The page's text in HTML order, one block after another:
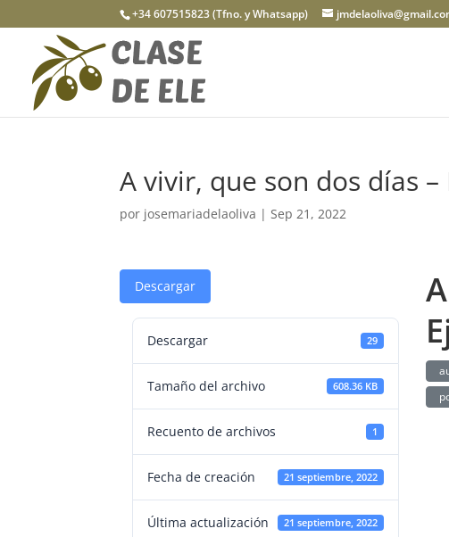
+34 607515823 (Tfno. y Whatsapp)
A vivir, que son dos días
por josemariadelaoliva |Sep 21, 2022
Descargar
Descargar 29
Tamaño del archivo 608.36 KB
Recuento de archivos 1
Fecha de creación 21 septiembre, 2022
Última actualización 21 septiembre, 2022